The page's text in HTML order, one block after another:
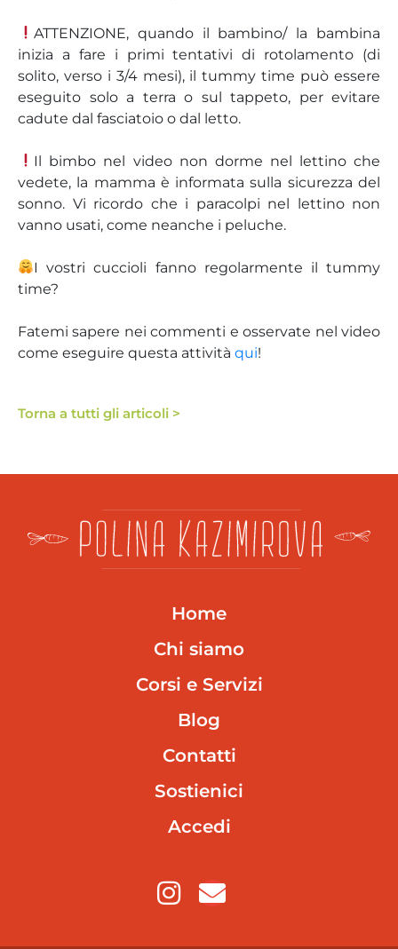
ATTENZIONE, quando il bambino/ la bambina
inizia a fare i primi tentativi di rotolamento (di
solito, verso i 3/4 mesi), il tummy time può essere
eseguito solo a terra o sul tappeto, per evitare
cadute dal fasciatoio o dal letto.
Il bimbo nel video non dorme nel lettino che
vedete, la mamma è informata sulla sicurezza del
sonno. Vi ricordo che i paracolpi nel lettino non
vanno usati, come neanche i peluche.
I vostri cuccioli fanno regolarmente il tummy
time?
Fatemi sapere nei commenti e osservate nel video
come eseguire questa attività qui!
Torna a tutti gli articoli >
Home
Chi siamo
Corsi e Servizi
Blog
Contatti
Sostienici
Accedi